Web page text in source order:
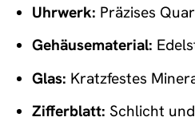
Uhrwerk: Präzises
Gehäusematerial:
Glas: Kratzfestes
Zifferblatt: Schlicht